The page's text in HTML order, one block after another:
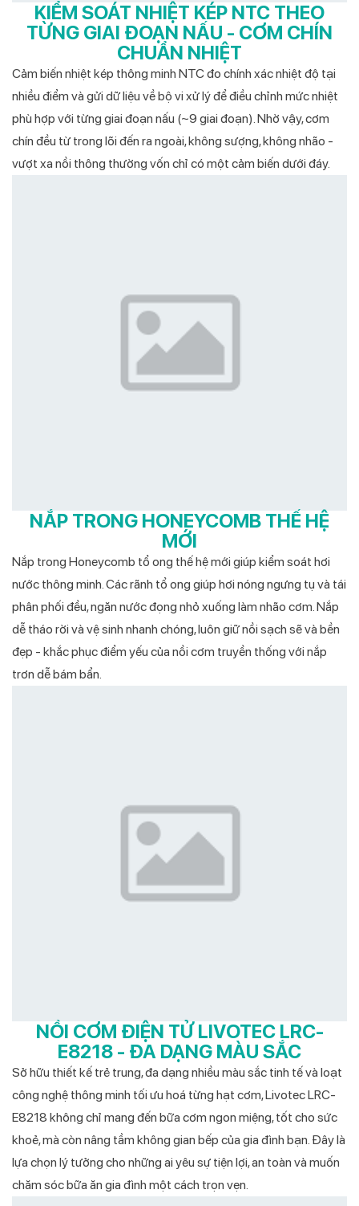
KIỂM SOÁT NHIỆT KÉP NTC THEO
TỪNG GIAI ĐOẠN NẤU - CƠM CHÍN
CHUẨN NHIỆT
Cảm biến nhiệt kép thông minh NTC đo chính xác nhiệt độ tại
nhiều điểm và gửi dữ liệu về bộ vi xử lý để điều chỉnh mức nhiệt
phù hợp với từng giai đoạn nấu (~9 giai đoạn). Nhờ vậy, cơm
chín đều từ trong lõi đến ra ngoài, không sượng, không nhão -
vượt xa nồi thông thường vốn chỉ có một cảm biến dưới đáy.
NẮP TRONG HONEYCOMB THẾ HỆ
MỚI
Nắp trong Honeycomb tổ ong thế hệ mới giúp kiểm soát hơi
nước thông minh. Các rãnh tổ ong giúp hơi nóng ngưng tụ và tái
phân phối đều, ngăn nước đọng nhỏ xuống làm nhão cơm. Nắp
dễ tháo rời và vệ sinh nhanh chóng, luôn giữ nồi sạch sẽ và bền
đẹp - khắc phục điểm yếu của nồi cơm truyền thống với nắp
trơn dễ bám bẩn.
NỒI CƠM ĐIỆN TỬ LIVOTEC LRC-
E8218 - ĐA DẠNG MÀU SẮC
Sở hữu thiết kế trẻ trung, đa dạng nhiều màu sắc tinh tế và loạt
công nghệ thông minh tối ưu hoá từng hạt cơm, Livotec LRC-
E8218 không chỉ mang đến bữa cơm ngon miệng, tốt cho sức
khoẻ, mà còn nâng tầm không gian bếp của gia đình bạn. Đây là
lựa chọn lý tưởng cho những ai yêu sự tiện lợi, an toàn và muốn
chăm sóc bữa ăn gia đình một cách trọn vẹn.